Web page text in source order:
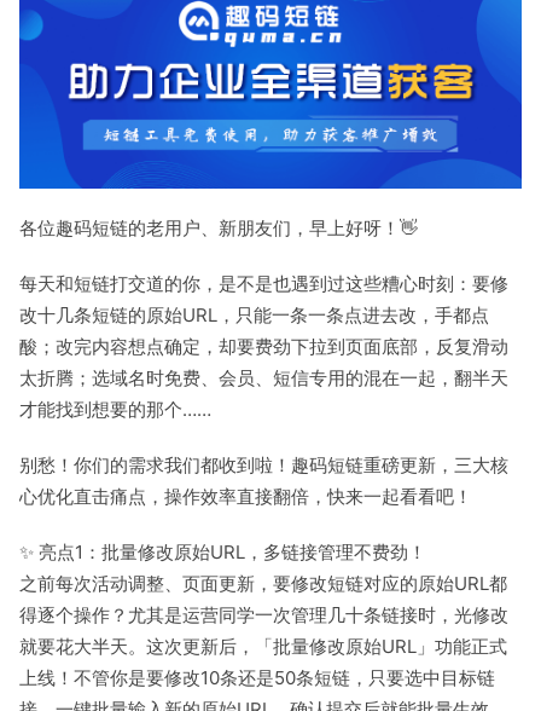
各位趣码短链的老用户、新朋友们，早上好呀！👋
每天和短链打交道的你，是不是也遇到过这些糟心时刻：要修
改十几条短链的原始URL，只能一条一条点进去改，手都点
酸；改完内容想点确定，却要费劲下拉到页面底部，反复滑动
太折腾；选域名时免费、会员、短信专用的混在一起，翻半天
才能找到想要的那个……
别愁！你们的需求我们都收到啦！趣码短链重磅更新，三大核
心优化直击痛点，操作效率直接翻倍，快来一起看看吧！
✨ 亮点1：批量修改原始URL，多链接管理不费劲！
之前每次活动调整、页面更新，要修改短链对应的原始URL都
得逐个操作？尤其是运营同学一次管理几十条链接时，光修改
就要花大半天。这次更新后，「批量修改原始URL」功能正式
上线！不管你是要修改10条还是50条短链，只要选中目标链